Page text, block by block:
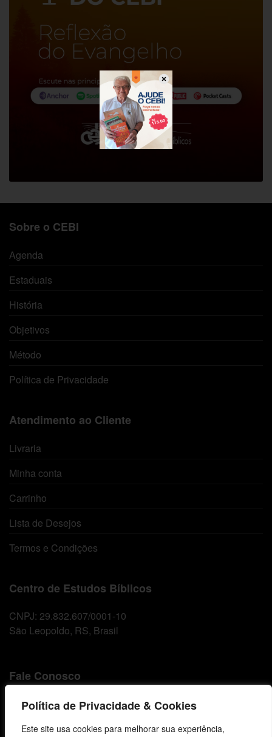
Política de Privacidade & Cookies
Este site usa cookies para melhorar sua experiência,
Sobre o CEBI
Agenda
Estaduais
História
Objetivos
Método
Política de Privacidade
Atendimento ao Cliente
Livraria
Minha conta
Carrinho
Lista de Desejos
Termos e Condições
Centro de Estudos Bíblicos
CNPJ: 29.832.607/0001-10
São Leopoldo, RS, Brasil
Fale Conosco
E-mails
comunicacao@cebi.org.br